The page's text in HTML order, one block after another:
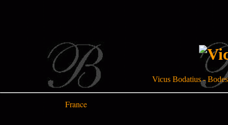
Vicus Bodatius -
France